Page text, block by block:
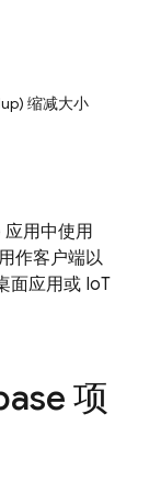
缩减大小
用中使用
作客户端以
面应用或 IoT
项